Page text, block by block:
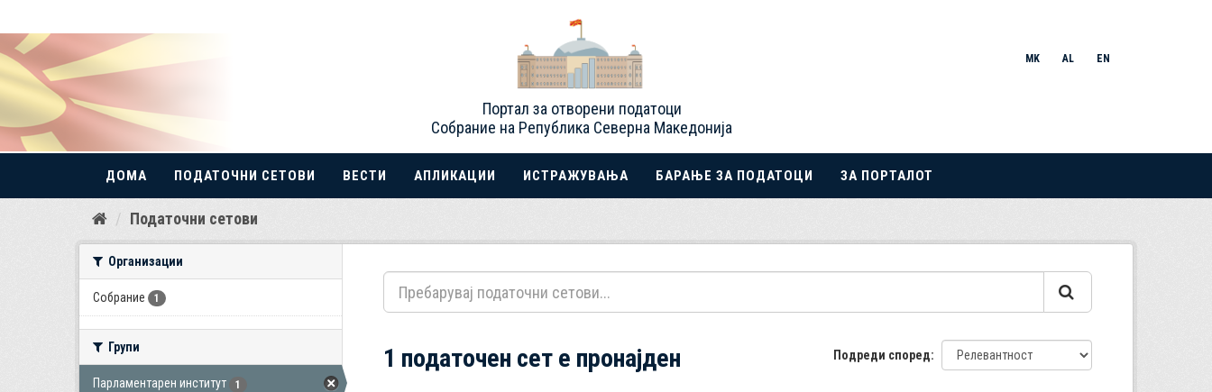
Прескокнете
Портал за отворени податоци
Собрание на Република Северна Македонија
MK AL EN
ДОМА ПОДАТОЧНИ СЕТОВИ ВЕСТИ АПЛИКАЦИИ ИСТРАЖУВАЊА БАРАЊЕ ЗА ПОДАТОЦИ ЗА ПОРТАЛОТ
Податочни сетови
Организации
Собрание 1
Групи
Парламентарен институт 1
Подреди според
1 податочен сет е пронајден